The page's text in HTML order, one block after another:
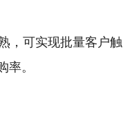
，可实现批量客户触
率。